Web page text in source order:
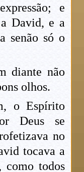
e
David, e a
senão só o
diante não
olhos.
o Espírito
Deus se
no
tocava a
como todos